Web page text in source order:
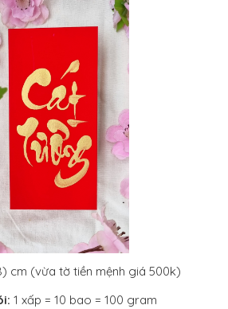
cm (vừa tờ tiền mệnh giá 500k)
1 xấp = 10 bao = 100 gram